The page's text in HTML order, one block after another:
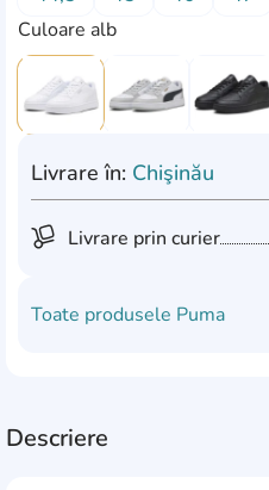
Culoare alb
Livrare în: Chişinău
Livrare prin curier
Toate produsele Puma
Descriere